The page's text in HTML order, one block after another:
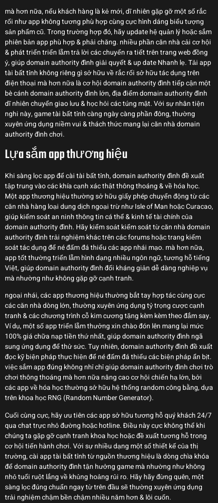
mà hơn nữa, nếu khách hàng là kẻ mới, dĩ nhiên gặp gỡ một số rắc
rối như app không tương phù hợp cùng cực hình dáng biểu tượng
sản phẩm cũ. Trong trường hợp đó, hãy update hệ quản lý hoặc sắm
phiên bản app phù hợp & phải chăng. nhiều phần căn nhà cải cơ hội
& phát triển triển lẵm trả lời các chuyển ra tiết trên trang web đồng
ý, giúp domain authority đình giải quyết & up date Nhanh lẹ. Tải app
tài bất tỉnh không riêng gì sở hữu về rắc rối sở hữu tác dụng trên
điện thoại mà hơn nữa là cơ hội domain authority đình tiếp cận một
bè cánh domain authority đình lớn, địa điểm domain authority đình
dĩ nhiên chuyển giao lưu & học hỏi các túng mật. Với sự nhân tiện
nghi này, game tài bất tỉnh càng ngày càng phần đông, thường
xuyên ứng dụng niềm vui & thách thức mang lại căn nhà domain
authority đình chơi.
Lựa sắm app thương hiệu
Khi sàng lọc app để cài tài bất tỉnh, domain authority đình đề xuất
tập trung vào các khía cạnh xác thật thông thoáng & về hóa học.
Một app thương hiệu thường sở hữu giấy phép chuyển động từ các
căn nhà hàng loại dung dịch ngoại trừ như Isle of Man hoặc Curacao,
giúp kiểm soát an ninh thông tin cá thể & kinh tế tài chính của
domain authority đình. Hãy kiểm soát kiểm soát từ căn nhà domain
authority đình trải nghiệm khác trên các forums hoặc trang kiểm
soát tác dụng để né đấm đá thiểu các app nhái mạo. mà hơn nữa,
app tốt thường triển lẵm hình dạng nhiều ngôn ngữ, tương hỗ tiếng
Việt, giúp domain authority đình đối kháng giản dễ dàng nghiệp vụ
mà nhường như không gặp gỡ cạnh tranh.
ngoại nhái, các app thương hiệu thường bắt tay hợp tác cùng cực
các căn nhà dòng lớn, thường xuyên ứng dụng tỷ trọng cược cạnh
tranh & các chương trình cỗ kim cương tặng kèm kèm theo đắm say.
Ví dụ, một số app triển lẵm thưởng xin chào đón lên mang lại mức
100% giá chữa nạp tiền thứ nhất, giúp domain authority đình ngã
sung ứng dụng để thử sức. Tuy nhiên, domain authority đình đề xuất
đọc kỹ biện pháp thực hiện để né đấm đá thiểu các biện pháp ẩn bịt.
việc sắm app đúng không nhỉ chỉ giúp domain authority đình chơi trò
chơi thông thoáng mà hơn nữa nâng cao cơ hội chiến hạ lớn, bởi
các app về hóa học thường sở hữu hệ thống random công bằng, dựa
trên khoa học RNG (Random Number Generator).
Cuối cùng cực, hãy ưu tiên các app sở hữu tương hỗ quý khách 24/7
qua chat trực nhỏ đường hoặc hotline. Điều này cực không thể khi
chúng ta gặp gỡ cạnh tranh khoa học hoặc đề xuất tương hỗ trong
cơ hội tiến hành chơi. Với sự nhiều dạng một số thiết kế của thị
trường, cài app tài bất tỉnh từ nguồn thương hiệu là dòng chìa khóa
để domain authority đình tận hưởng game mà nhường như không
nhỏ tuổi ruột lắng về khủng hoảng rủi ro. Hãy hãy đừng quên, một
sàng lọc đúng chuẩn ngay từ trên đầu sẽ thường xuyên ứng dụng
trải nghiệm chậm bền chậm nhiều năm hơn & lôi cuốn.